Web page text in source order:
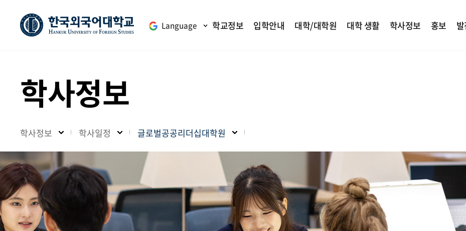
Language 학교정보 입학안내 대학/대학원 대학 생활 학사정보 홍보
학사정보
학사정보 학사일정 글로벌공공리더십대학원